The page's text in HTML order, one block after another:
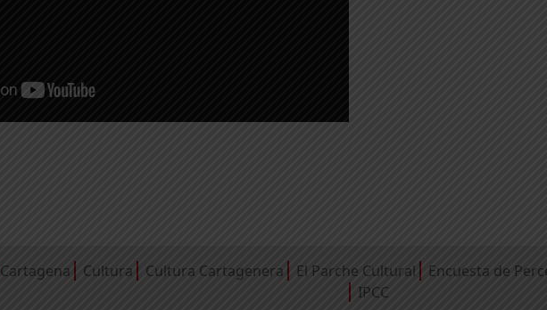
Cartagena Cultura Cultura Cartagenera El Parche Cultural Encuesta de
IPCC